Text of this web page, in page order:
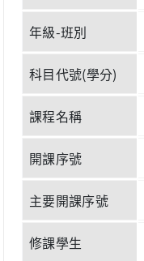
年級-班別
科目代號(學分)
課程名稱
開課序號
主要開課序號
修課學生